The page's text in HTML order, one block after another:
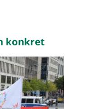
konkret